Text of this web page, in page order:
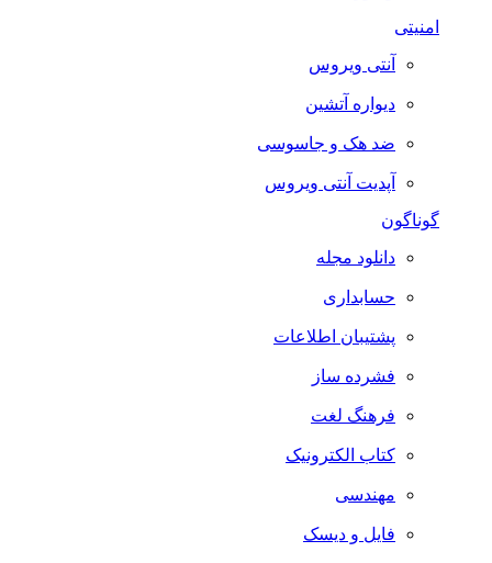
امنیتی
آنتی ویروس
دیواره آتشین
ضد هک و جاسوسی
آپدیت آنتی ویروس
گوناگون
دانلود مجله
حسابداری
پشتیبان اطلاعات
فشرده ساز
فرهنگ لغت
کتاب الکترونیک
مهندسی
فایل و دیسک